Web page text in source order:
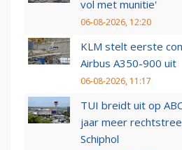
vol met munitie'
06-08-2026, 12:20
KLM stelt eerste
Airbus A350-900 uit
06-08-2026, 11:17
TUI breidt uit op
jaar meer
Schiphol